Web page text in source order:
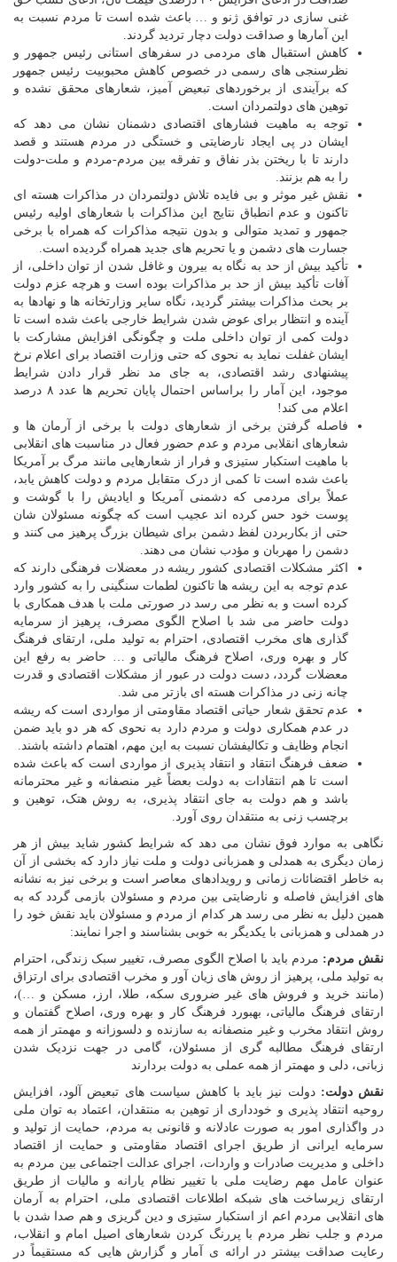
غنی سازی در توافق ژنو و … باعث شده است تا مردم نسبت به
این آمارها و صداقت دولت دچار تردید گردند.
کاهش استقبال های مردمی در سفرهای استانی رئیس جمهور و
نظرسنجی های رسمی در خصوص کاهش محبوبیت رئیس جمهور
که برآیندی از برخوردهای تبعیض آمیز، شعارهای محقق نشده و
توهین های دولتمردان است.
توجه به ماهیت فشارهای اقتصادی دشمنان نشان می دهد که
ایشان در پی ایجاد نارضایتی و خستگی در مردم هستند و قصد
دارند تا با ریختن بذر نفاق و تفرقه بین مردم-مردم و ملت-دولت
را به هم بزنند.
نقش غیر موثر و بی فایده تلاش دولتمردان در مذاکرات هسته ای
تاکنون و عدم انطباق نتایج این مذاکرات با شعارهای اولیه رئیس
جمهور و تمدید متوالی و بدون نتیجه مذاکرات که همراه با برخی
جسارت های دشمن و یا تحریم های جدید همراه گردیده است.
تأکید بیش از حد به نگاه به بیرون و غافل شدن از توان داخلی، از
آفات تأکید بیش از حد بر مذاکرات بوده است و هرچه عزم دولت
بر بحث مذاکرات بیشتر گردید، نگاه سایر وزارتخانه ها و نهادها به
آینده و انتظار برای عوض شدن شرایط خارجی باعث شده است تا
دولت کمی از توان داخلی ملت و چگونگی افزایش مشارکت با
ایشان غفلت نماید به نحوی که حتی وزارت اقتصاد برای اعلام نرخ
پیشنهادی رشد اقتصادی، به جای مد نظر قرار دادن شرایط
موجود، این آمار را براساس احتمال پایان تحریم ها عدد ۸ درصد
اعلام می کند!
فاصله گرفتن برخی از شعارهای دولت با برخی از آرمان ها و
شعارهای انقلابی مردم و عدم حضور فعال در مناسبت های انقلابی
با ماهیت استکبار ستیزی و فرار از شعارهایی مانند مرگ بر آمریکا
باعث شده است تا کمی از درک متقابل مردم و دولت کاهش یابد،
عملاً برای مردمی که دشمنی آمریکا و ایادیش را با گوشت و
پوست خود حس کرده اند عجیب است که چگونه مسئولان شان
حتی از بکاربردن لفظ دشمن برای شیطان بزرگ پرهیز می کنند و
دشمن را مهربان و مؤدب نشان می دهند.
اکثر مشکلات اقتصادی کشور ریشه در معضلات فرهنگی دارند که
عدم توجه به این ریشه ها تاکنون لطمات سنگینی را به کشور وارد
کرده است و به نظر می رسد در صورتی ملت با هدف همکاری با
دولت حاضر می شد با اصلاح الگوی مصرف، پرهیز از سرمایه
گذاری های مخرب اقتصادی، احترام به تولید ملی، ارتقای فرهنگ
کار و بهره وری، اصلاح فرهنگ مالیاتی و … حاضر به رفع این
معضلات گردد، دست دولت در عبور از مشکلات اقتصادی و قدرت
چانه زنی در مذاکرات هسته ای بازتر می شد.
عدم تحقق شعار حیاتی اقتصاد مقاومتی از مواردی است که ریشه
در عدم همکاری دولت و مردم دارد به نحوی که هر دو باید ضمن
انجام وظایف و تکالیفشان نسبت به این مهم، اهتمام داشته باشند.
ضعف فرهنگ انتقاد و انتقاد پذیری از مواردی است که باعث شده
است تا هم انتقادات به دولت بعضاً غیر منصفانه و غیر محترمانه
باشد و هم دولت به جای انتقاد پذیری، به روش هتک، توهین و
برچسب زنی به منتقدان روی آورد.
نگاهی به موارد فوق نشان می دهد که شرایط کشور شاید بیش از هر
زمان دیگری به همدلی و همزبانی دولت و ملت نیاز دارد که بخشی از آن
به خاطر اقتضائات زمانی و رویدادهای معاصر است و برخی نیز به نشانه
های افزایش فاصله و نارضایتی بین مردم و مسئولان بازمی گردد که به
همین دلیل به نظر می رسد هر کدام از مردم و مسئولان باید نقش خود را
در همدلی و همزبانی با یکدیگر به خوبی بشناسند و اجرا نمایند:
نقش مردم: مردم باید با اصلاح الگوی مصرف، تغییر سبک زندگی، احترام
به تولید ملی، پرهیز از روش های زیان آور و مخرب اقتصادی برای ارتزاق
(مانند خرید و فروش های غیر ضروری سکه، طلا، ارز، مسکن و …)،
ارتقای فرهنگ مالیاتی، بهبورد فرهنگ کار و بهره وری، اصلاح گفتمان و
روش انتقاد مخرب و غیر منصفانه به سازنده و دلسوزانه و مهمتر از همه
ارتقای فرهنگ مطالبه گری از مسئولان، گامی در جهت نزدیک شدن
زبانی، دلی و مهمتر از همه عملی به دولت بردارند
نقش دولت: دولت نیز باید با کاهش سیاست های تبعیض آلود، افزایش
روحیه انتقاد پذیری و خودداری از توهین به منتقدان، اعتماد به توان ملی
در واگذاری امور به صورت عادلانه و قانونی به مردم، حمایت از تولید و
سرمایه ایرانی از طریق اجرای اقتصاد مقاومتی و حمایت از اقتصاد
داخلی و مدیریت صادرات و واردات، اجرای عدالت اجتماعی بین مردم به
عنوان عامل مهم رضایت ملی با تغییر نظام یارانه و مالیات از طریق
ارتقای زیرساخت های شبکه اطلاعات اقتصادی ملی، احترام به آرمان
های انقلابی مردم اعم از استکبار ستیزی و دین گریزی و هم صدا شدن با
مردم و جلب نظر مردم با پررنگ کردن شعارهای اصیل امام و انقلاب،
رعایت صداقت بیشتر در ارائه ی آمار و گزارش هایی که مستقیماً در